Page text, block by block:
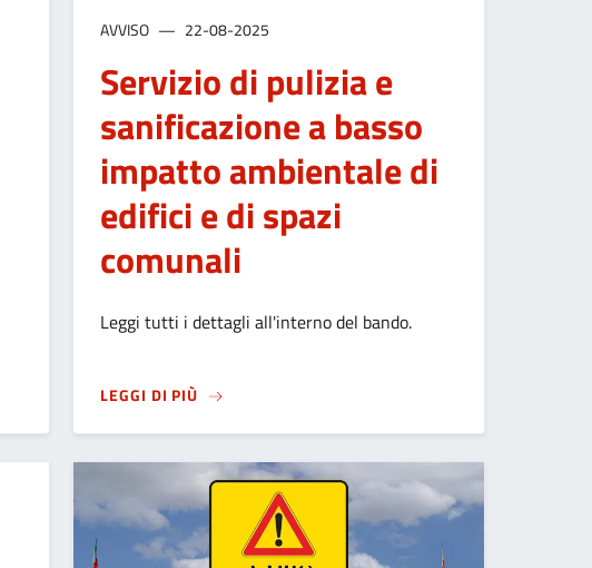
ENERGETICO NEGLI UFFICI COMUNALI: MODIFICATA LA VIABILITÀ
AVVISO 22-08-2025
Servizio di pulizia e
sanificazione a basso
impatto ambientale di
edifici e di spazi
comunali
Leggi tutti i dettagli all'interno del bando.
LEGGI DI PIÙ SUSERVIZIO DI PULIZIA E SANIFICAZIONE A